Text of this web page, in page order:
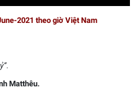
2021 theo giờ Việt Nam
Matthêu.